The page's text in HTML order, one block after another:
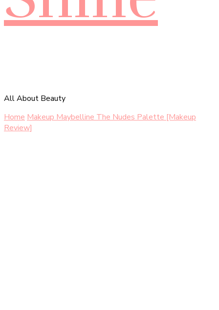
All About Beauty
Home Makeup Maybelline The Nudes Palette [Makeup
Review]